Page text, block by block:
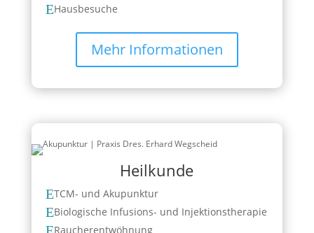
EHausbesuche
Mehr Informationen
Heilkunde
ETCM- und Akupunktur
EBiologische Infusions- und Injektionstherapie
Raucherentwöhnung